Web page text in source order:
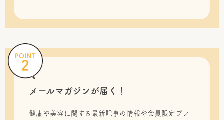
メールマガジンが届く！
健康や美容に関する最新記事の情報や会員限定プレ